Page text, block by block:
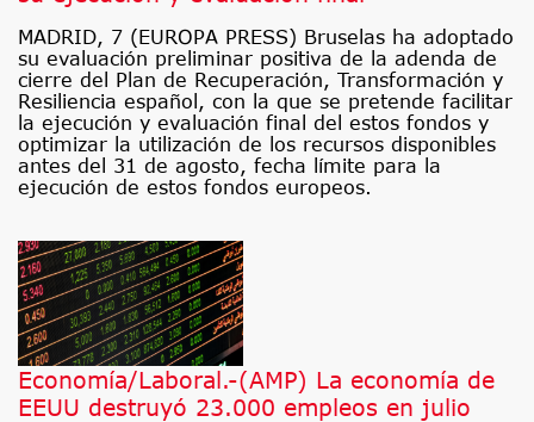
MADRID, 7 (EUROPA PRESS) Bruselas ha adoptado
su evaluación preliminar positiva de la adenda de
cierre del Plan de Recuperación, Transformación y
Resiliencia español, con la que se pretende facilitar
la ejecución y evaluación final del estos fondos y
optimizar la utilización de los recursos disponibles
antes del 31 de agosto, fecha límite para la
ejecución de estos fondos europeos.
Economía/Laboral.-(AMP) La economía de
EEUU destruyó 23.000 empleos en julio